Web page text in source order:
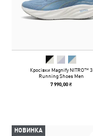
Кросівки Magnify NITRO™ 3
Running Shoes Men
7 990,00 ₴
НОВИНКА